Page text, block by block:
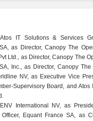
IT Solutions & Services
as Director, Canopy The
Ltd., as Director, Canopy The
Inc., as Director, Canopy
NV, as Executive Vice
Supervisory Board, and Atos
International NV, as
Equant France SA, as